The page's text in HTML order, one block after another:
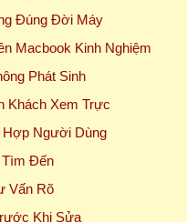
Đúng Đời Máy
Macbook Kinh Nghiệm
Phát Sinh
Khách Xem Trực
Hợp Người Dùng
Tìm Đến
Vấn Rõ
Khi Sửa